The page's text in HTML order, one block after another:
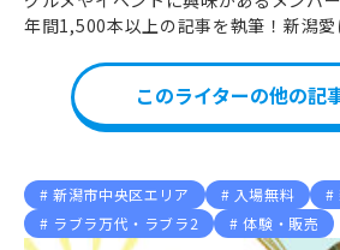
年間1,500本以上の記事を執筆！新潟
このライターの他の記
新潟市中央区エリア 入場無料
ラブラ万代・ラブラ2
体験・販売